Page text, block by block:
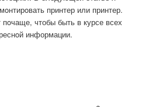
принтер или принтер.
чтобы быть в курсе всех
информации.